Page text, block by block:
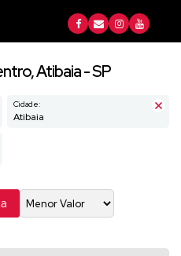
Atibaia - SP
Cidade:
Atibaia